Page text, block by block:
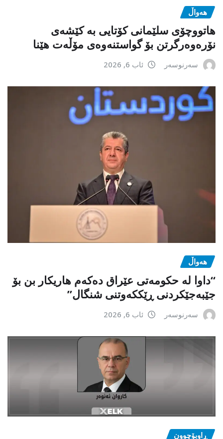
هەواڵ
هاتووچۆی سلێمانی کۆتایی بە کێشەی
نۆرەوەرگرتن بۆ گواستنەوەی مۆڵەت هێنا
سەرنوسەر ئاب 6, 2026
هەواڵ
“داوا لە حكومەتی عێراق دەكەم هاریكار بن بۆ
جێبەجێكردنی ڕێككەوتنی شنگال”
سەرنوسەر ئاب 6, 2026
ڕاوبۆچوون